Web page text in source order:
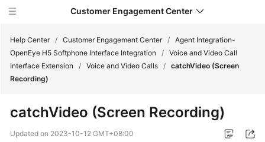
Customer Engagement Center
Service
Getting
Started
Help Center / Customer Engagement Center / Agent Integration-
OpenEye H5 Softphone Interface Integration
/ Voice and Video Call
Interface Extension
/ Voice and Video Calls / catchVideo (Screen
Recording)
catchVideo (Screen Recording)
Updated on 2023-10-12 GMT+08:00